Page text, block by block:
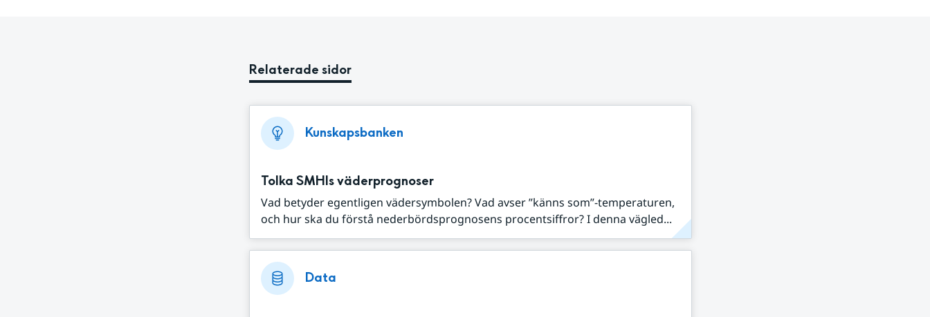
Relaterade sidor
Kunskapsbanken
Tolka SMHIs väderprognoser
Vad betyder egentligen vädersymbolen? Vad avser ”känns som”-temperaturen,
och hur ska du förstå nederbördsprognosens procentsiffror? I denna vägled...
Data